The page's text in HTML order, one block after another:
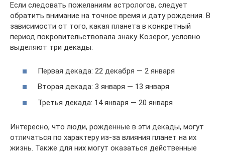
Если следовать пожеланиям астрологов, следует
обратить внимание на точное время и дату рождения. В
зависимости от того, какая планета в конкретный
период покровительствовала знаку Козерог, условно
выделяют три декады:
Первая декада: 22 декабря — 2 января
Вторая декада: 3 января — 13 января
Третья декада: 14 января — 20 января
Интересно, что люди, рожденные в эти декады, могут
отличаться по характеру из-за влияния планет на их
жизнь. Также для них могут оказаться действенные